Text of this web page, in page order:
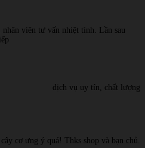
nhân viên tư vấn nhiệt tình. Lần sau
dịch vụ uy tín, chất lượng
cơ ưng ý quá! Thks shop và bạn chủ.